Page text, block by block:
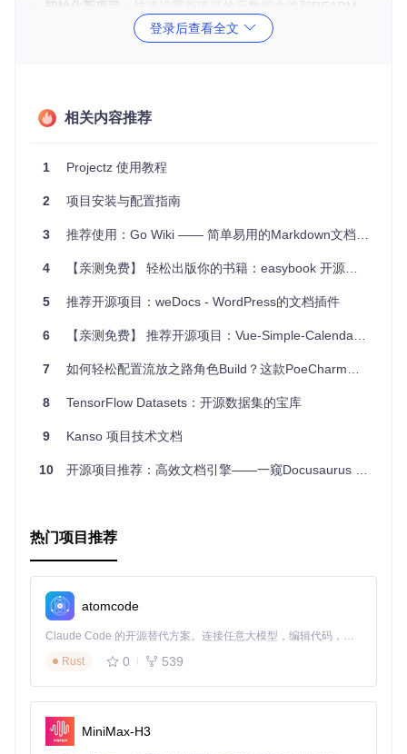
初始化新项目
：快速设置新项目的元数据文件和READM
：配置后，每次测试通过后自动更新README和
维护大型项目：对于拥有众多贡献者的项目，自动更新贡献
项目特点
灵活配置：支持自定义数据字段和设置，适应不同项目的需
自动更新：利用GitHub API获取实时的贡献者信息，保持文
广泛兼容：不仅适用于Node.js项目，也适用于其他依赖包
集成简单：可以轻松地将Projectz整合到现有的构建工具或
社区活跃：背后有活跃的开发者社区和定期更新，保障长期
的稳定性和功能改进。
ojectz来管理和美化你的项目文档。只需几次简单的命令，就
ectz的开发者的行列，让编码更加省心，也让项目更具吸引
登录后查看全文
相关内容推荐
1 Projectz 使用教程
2 项目安装与配置指南
3 推荐使用：Go Wiki —— 简单易用的Markdown文档服务器
4 【亲测免费】 轻松出版你的书籍：easybook 开源项目推荐
5 推荐开源项目：weDocs - WordPress的文档插件
6 【亲测免费】 推荐开源项目：Vue-Simple-Calendar - 简单易用的 Vue.js 日历组件
7 如何轻松配置流放之路角色Build？这款PoeCharm工具让你告别复杂计算
8 TensorFlow Datasets：开源数据集的宝库
9 Kanso 项目技术文档
10 开源项目推荐：高效文档引擎——一窥Docusaurus 3的魅力
热门项目推荐
atomcode
Claude Code 的开源替代方案。连接任意大模型，编辑代码，运行命令，自动验证 — 全自动执行。用 Rust 构建，极致性能。 ｜ An open-source alternative to Claude Code. Connect any LLM, edit code, run commands, and verify changes — autonomously. Built in Rust for speed. Get Started
Rust
0 539
MiniMax-H3